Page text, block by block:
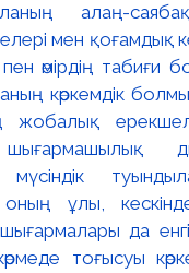
алаң-
мен қоғамдық
өмірдің табиғи
көркемдік
жобалық
шығармашылық
оның ұлы,
да
тоғысуы